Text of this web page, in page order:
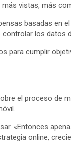
vistas, más
basadas en el
los datos
para cumplir
el proceso de
«Entonces
online,